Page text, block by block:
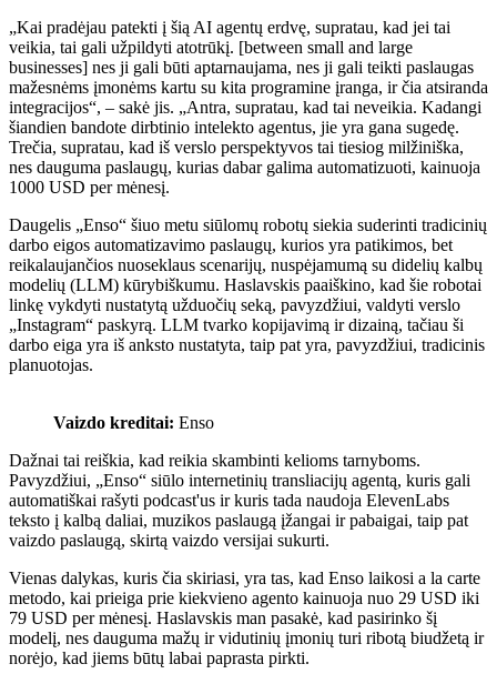
„Kai pradėjau patekti į šią AI agentų erdvę, supratau, kad jei tai
veikia, tai gali užpildyti atotrūkį. [between small and large
businesses] nes ji gali būti aptarnaujama, nes ji gali teikti paslaugas
mažesnėms įmonėms kartu su kita programine įranga, ir čia atsiranda
integracijos“, – sakė jis. „Antra, supratau, kad tai neveikia. Kadangi
šiandien bandote dirbtinio intelekto agentus, jie yra gana sugedę.
Trečia, supratau, kad iš verslo perspektyvos tai tiesiog milžiniška,
nes dauguma paslaugų, kurias dabar galima automatizuoti, kainuoja
1000 USD per mėnesį.
Daugelis „Enso“ šiuo metu siūlomų robotų siekia suderinti tradicinių
darbo eigos automatizavimo paslaugų, kurios yra patikimos, bet
reikalaujančios nuoseklaus scenarijų, nuspėjamumą su didelių kalbų
modelių (LLM) kūrybiškumu. Haslavskis paaiškino, kad šie robotai
linkę vykdyti nustatytą užduočių seką, pavyzdžiui, valdyti verslo
„Instagram“ paskyrą. LLM tvarko kopijavimą ir dizainą, tačiau ši
darbo eiga yra iš anksto nustatyta, taip pat yra, pavyzdžiui, tradicinis
planuotojas.
Vaizdo kreditai: Enso
Dažnai tai reiškia, kad reikia skambinti kelioms tarnyboms.
Pavyzdžiui, „Enso“ siūlo internetinių transliacijų agentą, kuris gali
automatiškai rašyti podcast'us ir kuris tada naudoja ElevenLabs
teksto į kalbą daliai, muzikos paslaugą įžangai ir pabaigai, taip pat
vaizdo paslaugą, skirtą vaizdo versijai sukurti.
Vienas dalykas, kuris čia skiriasi, yra tas, kad Enso laikosi a la carte
metodo, kai prieiga prie kiekvieno agento kainuoja nuo 29 USD iki
79 USD per mėnesį. Haslavskis man pasakė, kad pasirinko šį
modelį, nes dauguma mažų ir vidutinių įmonių turi ribotą biudžetą ir
norėjo, kad jiems būtų labai paprasta pirkti.